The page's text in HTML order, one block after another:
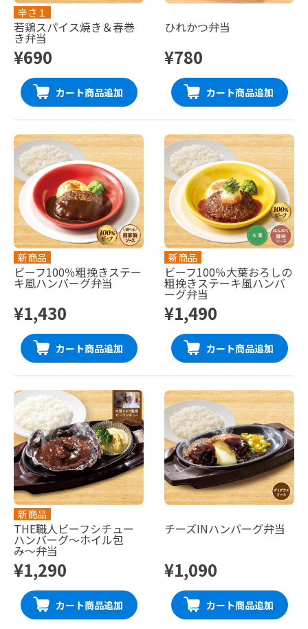
辛さ１
若鶏スパイス焼き＆春巻
き弁当
¥690
カート商品追加
ひれかつ弁当
¥780
カート商品追加
新商品
ビーフ100％粗挽きステー
キ風ハンバーグ弁当
¥1,430
カート商品追加
新商品
ビーフ100％大葉おろしの
粗挽きステーキ風ハンバ
ーグ弁当
¥1,490
カート商品追加
新商品
THE職人ビーフシチュー
ハンバーグ〜ホイル包
み〜弁当
¥1,290
カート商品追加
チーズINハンバーグ弁当
¥1,090
カート商品追加